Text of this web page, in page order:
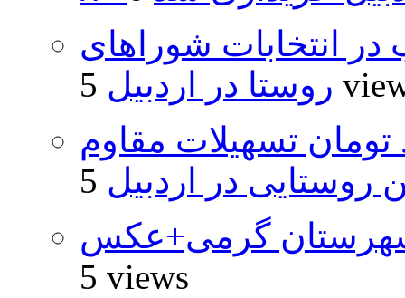
۵۰۰۰ داوطلب در انتخابات شوراهای
روستا در اردبیل 5
و ۴۸۰ میلیارد تومان تسهیلات مقاوم
در اردبیل
گرمی+عکس
5 views